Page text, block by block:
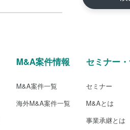
M&A案件情報
M&A案件一覧
海外M&A案件一覧
セミナー
セミナー
M&Aとは
事業承継とは